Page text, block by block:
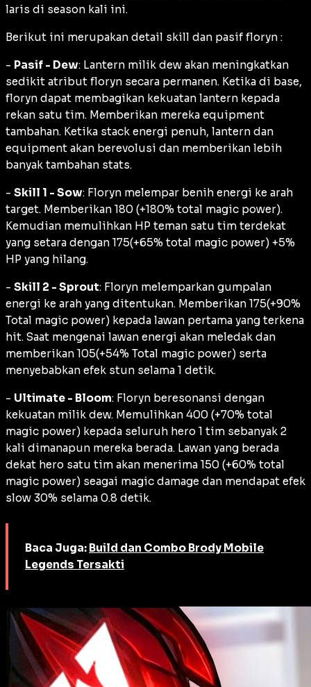
laris di season kali ini.
Berikut ini merupakan detail skill dan pasif floryn :
- Pasif - Dew: Lantern milik dew akan meningkatkan
sedikit atribut floryn secara permanen. Ketika di base,
floryn dapat membagikan kekuatan lantern kepada
rekan satu tim. Memberikan mereka equipment
tambahan. Ketika stack energi penuh, lantern dan
equipment akan berevolusi dan memberikan lebih
banyak tambahan stats.
- Skill 1 - Sow: Floryn melempar benih energi ke arah
target. Memberikan 180 (+180% total magic power).
Kemudian memulihkan HP teman satu tim terdekat
yang setara dengan 175(+65% total magic power) +5%
HP yang hilang.
- Skill 2 - Sprout: Floryn melemparkan gumpalan
energi ke arah yang ditentukan. Memberikan 175(+90%
Total magic power) kepada lawan pertama yang terkena
hit. Saat mengenai lawan energi akan meledak dan
memberikan 105(+54% Total magic power) serta
menyebabkan efek stun selama 1 detik.
- Ultimate - Bloom: Floryn beresonansi dengan
kekuatan milik dew. Memulihkan 400 (+70% total
magic power) kepada seluruh hero 1 tim sebanyak 2
kali dimanapun mereka berada. Lawan yang berada
dekat hero satu tim akan menerima 150 (+60% total
magic power) seagai magic damage dan mendapat efek
slow 30% selama 0.8 detik.
Baca Juga: Build dan Combo Brody Mobile
Legends Tersakti